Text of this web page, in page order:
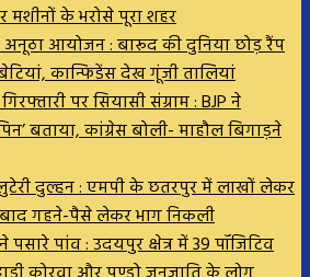
मशीनों के भरोसे पूरा शहर
आयोजन : बारूद की दुनिया छोड़ रैंप
कान्फिडेंस देख गूंजी तालियां
पर सियासी संग्राम : BJP ने
बताया, कांग्रेस बोली- माहौल बिगाड़ने
दुल्हन : एमपी के छतरपुर में लाखों लेकर
बाद गहने-पैसे लेकर भाग निकली
पांव : उदयपुर क्षेत्र में 39 पॉजिटिव